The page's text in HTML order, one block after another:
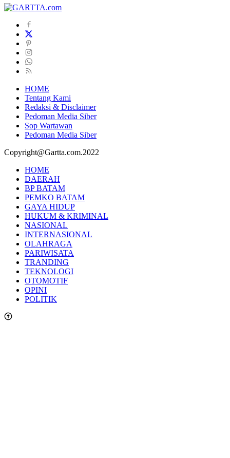
HOME
Tentang Kami
Redaksi & Disclaimer
Pedoman Media Siber
Sop Wartawan
Pedoman Media Siber
Copyright@Gartta.com.2022
HOME
DAERAH
BP BATAM
PEMKO BATAM
GAYA HIDUP
HUKUM & KRIMINAL
NASIONAL
INTERNASIONAL
OLAHRAGA
PARIWISATA
TRANDING
TEKNOLOGI
OTOMOTIF
OPINI
POLITIK